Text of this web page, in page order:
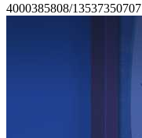
4000385808/13537350707